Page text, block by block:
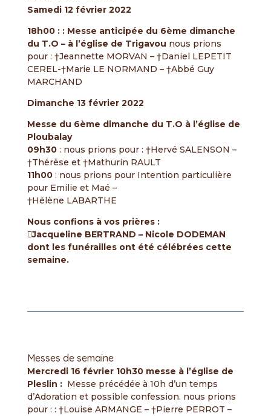
Samedi 12 février 2022
18h00 : : Messe anticipée du 6ème dimanche
du T.O – à l’église de Trigavou nous prions
pour : †Jeannette MORVAN – †Daniel LEPETIT
CEREL-†Marie LE NORMAND – †Abbé Guy
MARCHAND
Dimanche 13 février 2022
Messe du 6ème dimanche du T.O à l’église de
Ploubalay
09h30: nous prions pour : †Hervé SALENSON –
†Thérèse et †Mathurin RAULT
11h00: nous prions pour Intention particulière
pour Emilie et Maé –
†Hélène LABARTHE
Nous confions à vos prières :
Jacqueline BERTRAND – Nicole DODEMAN
dont les funérailles ont été célébrées cette
semaine.
Messes de semaine
Mercredi 16 février 10h30 messe à l’église de
Pleslin : Messe précédée à 10h d’un temps
d’Adoration et possible confession. nous prions
pour : : †Louise ARMANGE – †Pierre PERROT –